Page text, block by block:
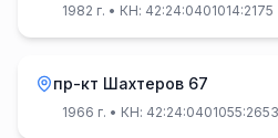
1982 г. • КН: 42:24:0401014:2175
пр-кт Шахтеров 67
1966 г. • КН: 42:24:0401055:2653